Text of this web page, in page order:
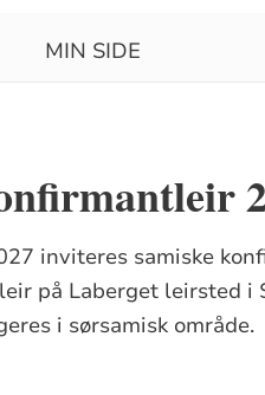
MIN SIDE
inviteres samiske
på Laberget leirsted i
i sørsamisk område.